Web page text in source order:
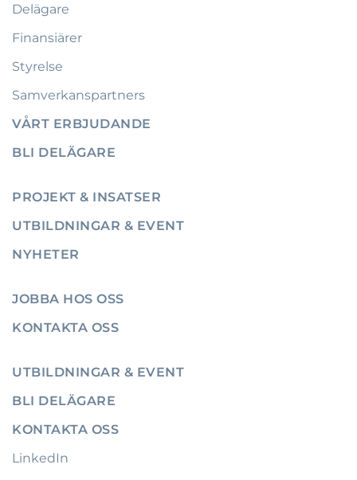
Delägare
Finansiärer
Styrelse
Samverkanspartners
VÅRT ERBJUDANDE
BLI DELÄGARE
PROJEKT & INSATSER
UTBILDNINGAR & EVENT
NYHETER
JOBBA HOS OSS
KONTAKTA OSS
UTBILDNINGAR & EVENT
BLI DELÄGARE
KONTAKTA OSS
LinkedIn